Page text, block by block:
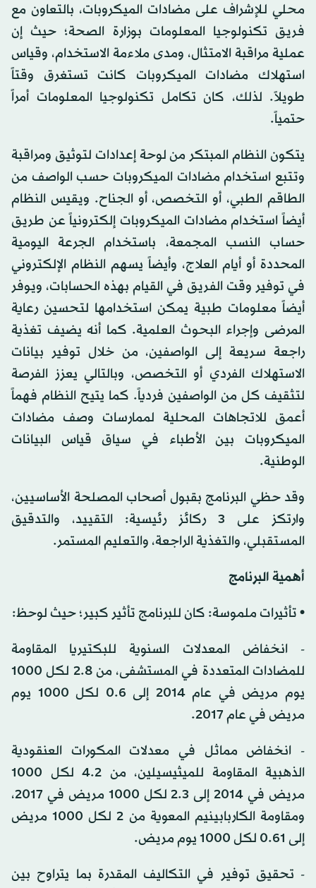
محلي لـلإشراف على مضادات الميكروبات، بالتعاون مع
فريق تكنولوجيا المعلومات بوزارة الصحة؛ حيث إن
عملية مراقبة الامتثال، ومدى ملاءمة الاستخدام، وقياس
استهلاك مضادات الميكروبات كانت تستغرق وقتاً
طويلاً. لذلك، كان تكامل تكنولوجيا المعلومات أمراً
حتمياً.
يتكون النظام المبتكر من لوحة إعدادات لتوثيق ومراقبة
وتتبع استخدام مضادات الميكروبات حسب الواصف من
الطاقم الطبي، أو التخصص، أو الجناح. ويقيس النظام
أيضاً استخدام مضادات الميكروبات إلكترونياً عن طريق
حساب النسب المجمعة، باستخدام الجرعة اليومية
المحددة أو أيام العلاج، وأيضاً يسهم النظام الإلكتروني
في توفير وقت الفريق في القيام بهذه الحسابات، ويوفر
أيضاً معلومات طبية يمكن استخدامها لتحسين رعاية
المرضى وإجراء البحوث العلمية. كما أنه يضيف تغذية
راجعة سريعة إلى الواصفين، من خلال توفير بيانات
الاستهلاك الفردي أو التخصص، وبالتالي يعزز الفرصة
لتثقيف كل من الواصفين فردياً. كما يتيح النظام فهماً
أعمق للاتجاهات المحلية لممارسات وصف مضادات
الميكروبات بين الأطباء في سياق قياس البيانات
الوطنية.
وقد حظي البرنامج بقبول أصحاب المصلحة الأساسيين،
وارتكز على 3 ركائز رئيسية: التقييد، والتدقيق
المستقبلي، والتغذية الراجعة، والتعليم المستمر.
أهمية البرنامج
• تأثيرات ملموسة: كان للبرنامج تأثير كبير؛ حيث لوحظ:
- انخفاض المعدلات السنوية للبكتيريا المقاومة
للمضادات المتعددة في المستشفى، من 2.8 لكل 1000
يوم مريض في عام 2014 إلى 0.6 لكل 1000 يوم
مريض في عام 2017.
- انخفاض مماثل في معدلات المكورات العنقودية
الذهبية المقاومة للميثيسيلين، من 4.2 لكل 1000
مريض في 2014 إلى 2.3 لكل 1000 مريض في 2017،
ومقاومة الكاربابينيم المعوية من 2 لكل 1000 مريض
إلى 0.61 لكل 1000 يوم مريض.
- تحقيق توفير في التكاليف المقدرة بما يتراوح بين